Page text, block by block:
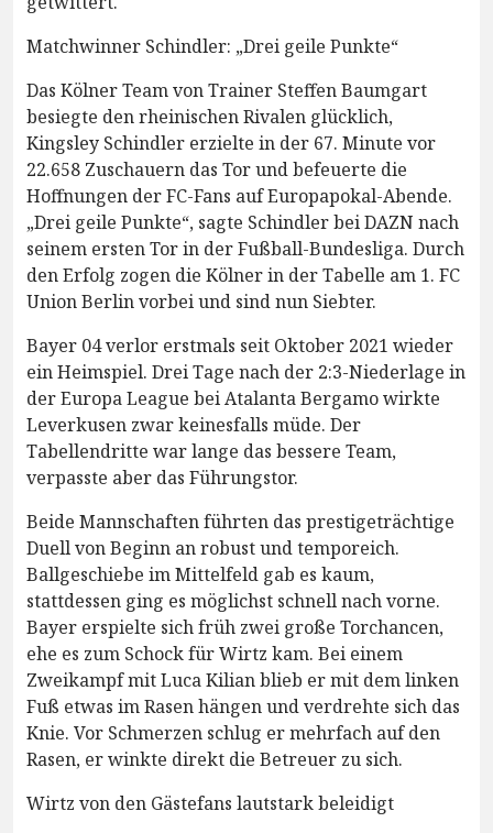
Matchwinner Schindler: „Drei geile Punkte“
Das Kölner Team von Trainer Steffen Baumgart
besiegte den rheinischen Rivalen glücklich,
Kingsley Schindler erzielte in der 67. Minute vor
22.658 Zuschauern das Tor und befeuerte die
Hoffnungen der FC-Fans auf Europapokal-Abende.
„Drei geile Punkte“, sagte Schindler bei DAZN nach
seinem ersten Tor in der Fußball-Bundesliga. Durch
den Erfolg zogen die Kölner in der Tabelle am 1. FC
Union Berlin vorbei und sind nun Siebter.
Bayer 04 verlor erstmals seit Oktober 2021 wieder
ein Heimspiel. Drei Tage nach der 2:3-Niederlage in
der Europa League bei Atalanta Bergamo wirkte
Leverkusen zwar keinesfalls müde. Der
Tabellendritte war lange das bessere Team,
verpasste aber das Führungstor.
Beide Mannschaften führten das prestigeträchtige
Duell von Beginn an robust und temporeich.
Ballgeschiebe im Mittelfeld gab es kaum,
stattdessen ging es möglichst schnell nach vorne.
Bayer erspielte sich früh zwei große Torchancen,
ehe es zum Schock für Wirtz kam. Bei einem
Zweikampf mit Luca Kilian blieb er mit dem linken
Fuß etwas im Rasen hängen und verdrehte sich das
Knie. Vor Schmerzen schlug er mehrfach auf den
Rasen, er winkte direkt die Betreuer zu sich.
Wirtz von den Gästefans lautstark beleidigt